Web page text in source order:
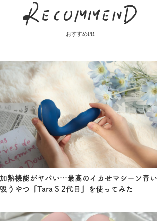
おすすめPR
加熱機能がヤバい…最高のイカせマシーン青い
吸うやつ『Tara S 2代目』を使ってみた